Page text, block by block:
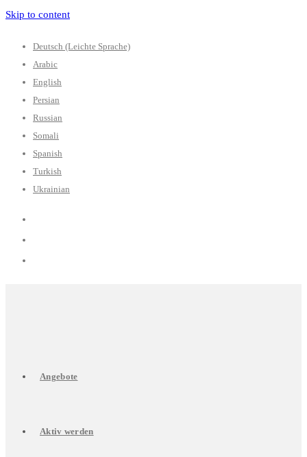
Skip to content
Deutsch (Leichte Sprache)
Arabic
English
Persian
Russian
Somali
Spanish
Turkish
Ukrainian
Angebote
Aktiv werden